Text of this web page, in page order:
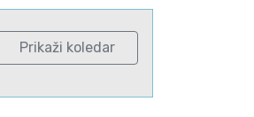
Prikaži koledar